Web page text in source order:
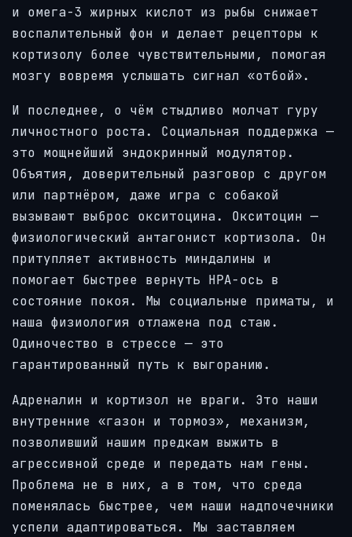
и омега-3 жирных кислот из рыбы снижает
воспалительный фон и делает рецепторы к
кортизолу более чувствительными, помогая
мозгу вовремя услышать сигнал «отбой».
И последнее, о чём стыдливо молчат гуру
личностного роста. Социальная поддержка —
это мощнейший эндокринный модулятор.
Объятия, доверительный разговор с другом
или партнёром, даже игра с собакой
вызывают выброс окситоцина. Окситоцин —
физиологический антагонист кортизола. Он
притупляет активность миндалины и
помогает быстрее вернуть HPA-ось в
состояние покоя. Мы социальные приматы, и
наша физиология отлажена под стаю.
Одиночество в стрессе — это
гарантированный путь к выгоранию.
Адреналин и кортизол не враги. Это наши
внутренние «газон и тормоз», механизм,
позволивший нашим предкам выжить в
агрессивной среде и передать нам гены.
Проблема не в них, а в том, что среда
поменялась быстрее, чем наши надпочечники
успели адаптироваться. Мы заставляем